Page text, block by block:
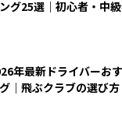
グ25選｜初心者・中
年最新ドライバーお
｜飛ぶクラブの選び方